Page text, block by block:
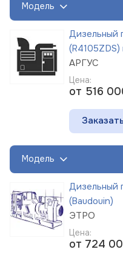
Модель
Дизельный
АРГУС
Цена:
от 516
Модель
Дизельный
(Baudouin)
ЭТРО
Цена:
от 724